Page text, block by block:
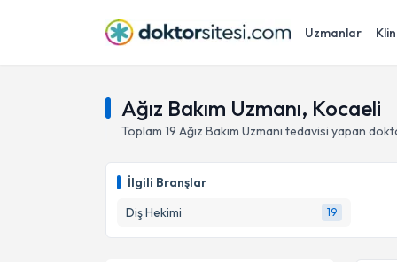
Uzmanlar
Ağız Bakım Uzmanı, Kocaeli
Toplam 19 Ağız Bakım Uzmanı tedavisi yapan
İlgili Branşlar
Diş Hekimi
19